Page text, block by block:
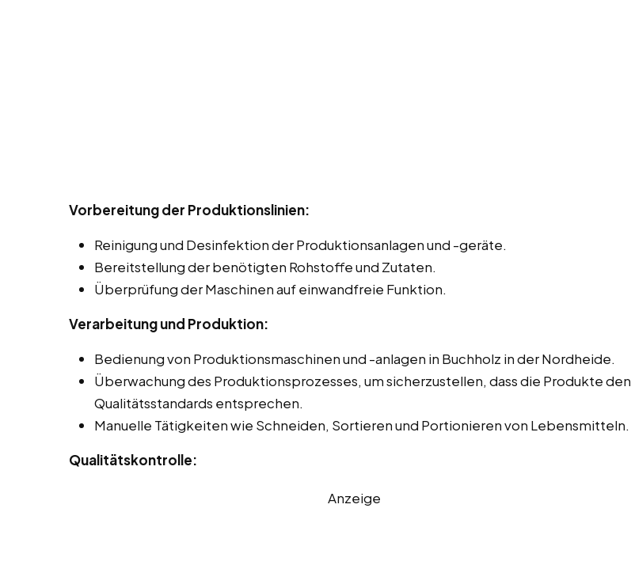
Vorbereitung der Produktionslinien:
Reinigung und Desinfektion der Produktionsanlagen und -geräte.
Bereitstellung der benötigten Rohstoffe und Zutaten.
Überprüfung der Maschinen auf einwandfreie Funktion.
Verarbeitung und Produktion:
Bedienung von Produktionsmaschinen und -anlagen in Buchholz in der Nordheide.
Überwachung des Produktionsprozesses, um sicherzustellen, dass die Produkte den
Qualitätsstandards entsprechen.
Manuelle Tätigkeiten wie Schneiden, Sortieren und Portionieren von Lebensmitteln.
Qualitätskontrolle:
Anzeige